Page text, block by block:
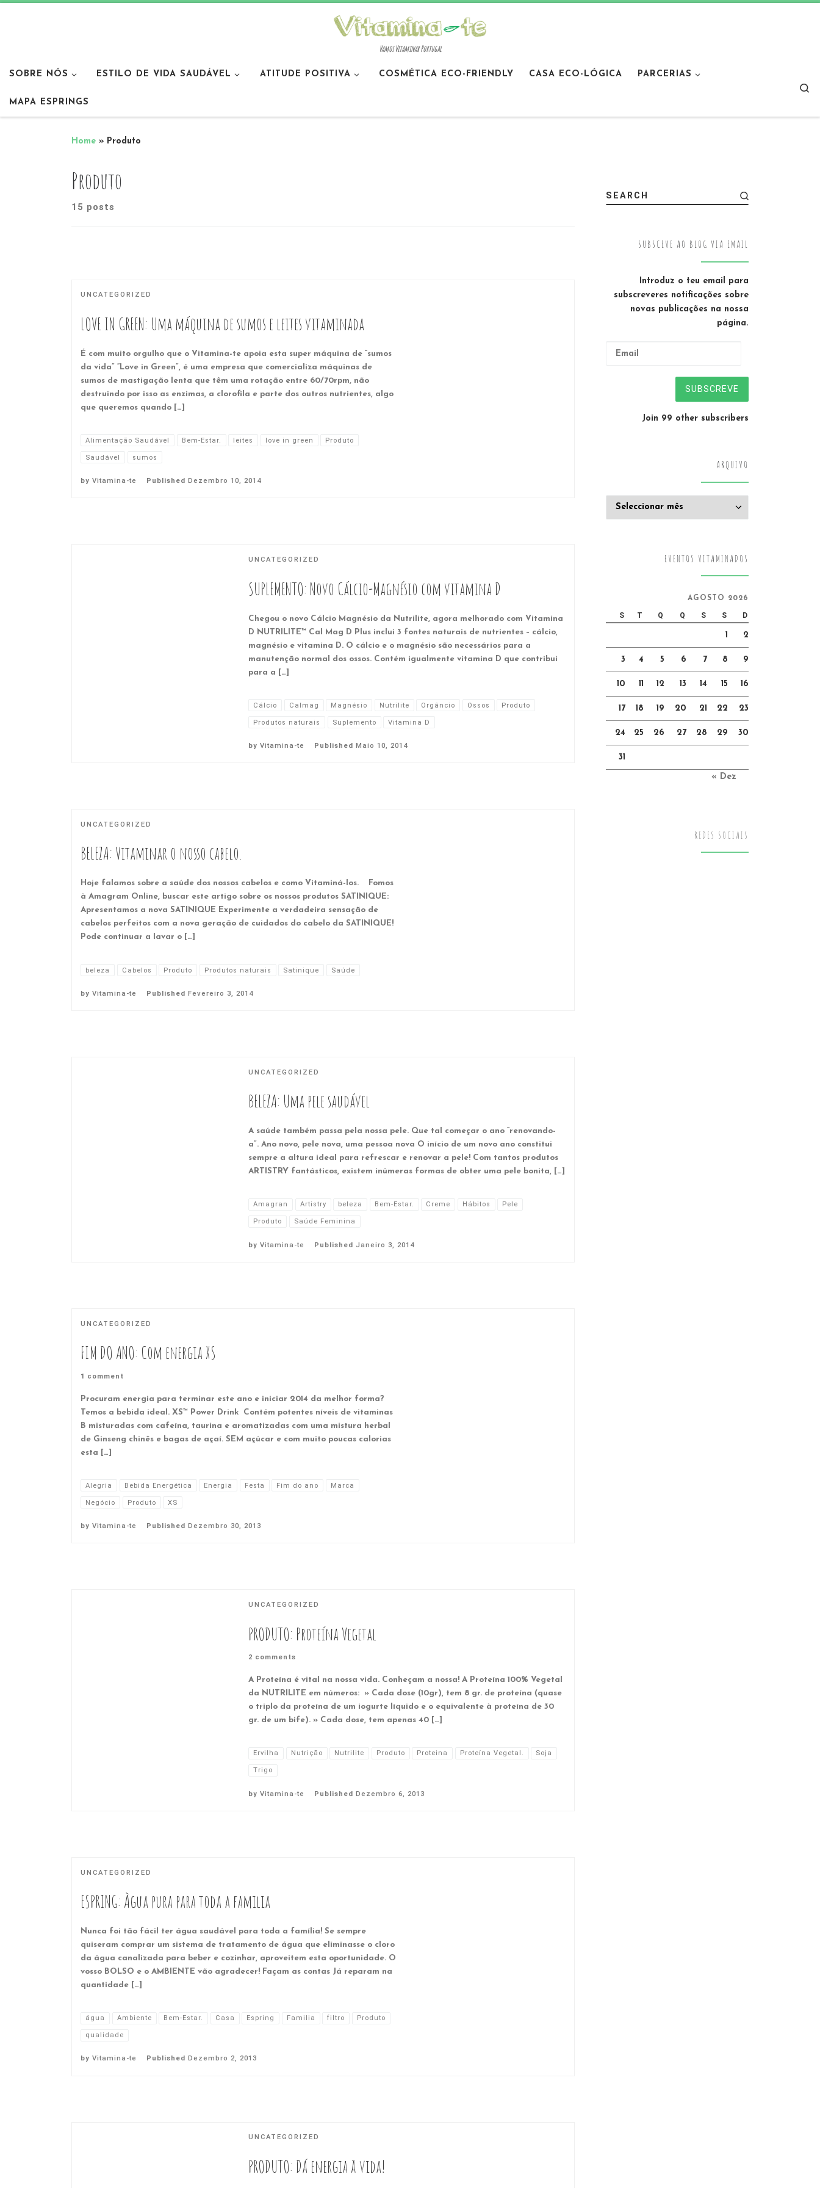
Vamos Vitaminar Portugal
SOBRE NÓS ESTILO DE VIDA SAUDÁVEL ATITUDE POSITIVA COSMÉTICA ECO-FRIENDLY CASA ECO-LÓGICA PARCERIAS
MAPA ESPRINGS
Home » Produto
Produto
15 posts
UNCATEGORIZED
LOVE IN GREEN: Uma máquina de sumos e leites vitaminada
É com muito orgulho que o Vitamina-te apoia esta super máquina de “sumos
da vida” “Love in Green”, é uma empresa que comercializa máquinas de
sumos de mastigação lenta que têm uma rotação entre 60/70rpm, não
destruindo por isso as enzimas, a clorofila e parte dos outros nutrientes, algo
que queremos quando […]
Alimentação Saudável Bem-Estar. leites love in green Produto
Saudável sumos
by Vitamina-te Published Dezembro 10, 2014
UNCATEGORIZED
SUPLEMENTO: Novo Cálcio-Magnésio com vitamina D
Chegou o novo Cálcio Magnésio da Nutrilite, agora melhorado com Vitamina
D NUTRILITE™ Cal Mag D Plus inclui 3 fontes naturais de nutrientes – cálcio,
magnésio e vitamina D. O cálcio e o magnésio são necessários para a
manutenção normal dos ossos. Contém igualmente vitamina D que contribui
para a […]
Cálcio Calmag Magnésio Nutrilite Orgâncio Ossos Produto
Produtos naturais Suplemento Vitamina D
by Vitamina-te Published Maio 10, 2014
UNCATEGORIZED
BELEZA: Vitaminar o nosso cabelo.
Hoje falamos sobre a saúde dos nossos cabelos e como Vitaminá-los. Fomos
à Amagram Online, buscar este artigo sobre os nossos produtos SATINIQUE:
Apresentamos a nova SATINIQUE Experimente a verdadeira sensação de
cabelos perfeitos com a nova geração de cuidados do cabelo da SATINIQUE!
Pode continuar a lavar o […]
beleza Cabelos Produto Produtos naturais Satinique Saúde
by Vitamina-te Published Fevereiro 3, 2014
UNCATEGORIZED
BELEZA: Uma pele saudável
A saúde também passa pela nossa pele. Que tal começar o ano “renovando-
a”. Ano novo, pele nova, uma pessoa nova O início de um novo ano constitui
sempre a altura ideal para refrescar e renovar a pele! Com tantos produtos
ARTISTRY fantásticos, existem inúmeras formas de obter uma pele bonita, […]
Amagran Artistry beleza Bem-Estar. Creme Hábitos Pele
Produto Saúde Feminina
by Vitamina-te Published Janeiro 3, 2014
UNCATEGORIZED
FIM DO ANO: Com energia XS
1 comment
Procuram energia para terminar este ano e iniciar 2014 da melhor forma?
Temos a bebida ideal. XS™ Power Drink Contém potentes níveis de vitaminas
B misturadas com cafeína, taurina e aromatizadas com uma mistura herbal
de Ginseng chinês e bagas de açaí. SEM açúcar e com muito poucas calorias
esta […]
Alegria Bebida Energética Energia Festa Fim do ano Marca
Negócio Produto XS
by Vitamina-te Published Dezembro 30, 2013
UNCATEGORIZED
PRODUTO: Proteína Vegetal
2 comments
A Proteína é vital na nossa vida. Conheçam a nossa! A Proteína 100% Vegetal
da NUTRILITE em números: » Cada dose (10gr), tem 8 gr. de proteína (quase
o triplo da proteína de um iogurte líquido e o equivalente à proteína de 30
gr. de um bife). » Cada dose, tem apenas 40 […]
Ervilha Nutrição Nutrilite Produto Proteina Proteína Vegetal. Soja
Trigo
by Vitamina-te Published Dezembro 6, 2013
UNCATEGORIZED
ESPRING: Àgua pura para toda a familia
Nunca foi tão fácil ter água saudável para toda a família! Se sempre
quiseram comprar um sistema de tratamento de água que eliminasse o cloro
da água canalizada para beber e cozinhar, aproveitem esta oportunidade. O
vosso BOLSO e o AMBIENTE vão agradecer! Façam as contas Já reparam na
quantidade […]
água Ambiente Bem-Estar. Casa Espring Familia filtro Produto
qualidade
by Vitamina-te Published Dezembro 2, 2013
UNCATEGORIZED
PRODUTO: Dá energia à vida!
SEARCH
SUBSCEVE AO BLOG VIA EMAIL
Introduz o teu email para
subscreveres notificações sobre
novas publicações na nossa
página.
SUBSCREVE
Join 99 other subscribers
ARQUIVO
EVENTOS VITAMINADOS
AGOSTO 2026
S T Q Q S S D
1 2
3 4 5 6 7 8 9
10 11 12 13 14 15 16
17 18 19 20 21 22 23
24 25 26 27 28 29 30
31
« Dez
REDES SOCIAIS